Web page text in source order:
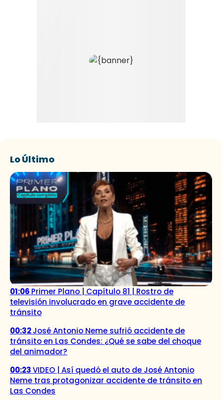
Lo Último
01:06 Primer Plano | Capítulo 81 | Rostro de
televisión involucrado en grave accidente de
tránsito
00:32José Antonio Neme sufrió accidente de
tránsito en Las Condes: ¿Qué se sabe del choque
del animador?
00:23VIDEO | Así quedó el auto de José Antonio
Neme tras protagonizar accidente de tránsito en
Las Condes